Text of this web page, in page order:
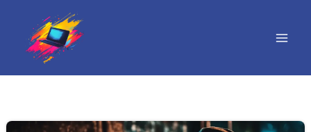
contenu